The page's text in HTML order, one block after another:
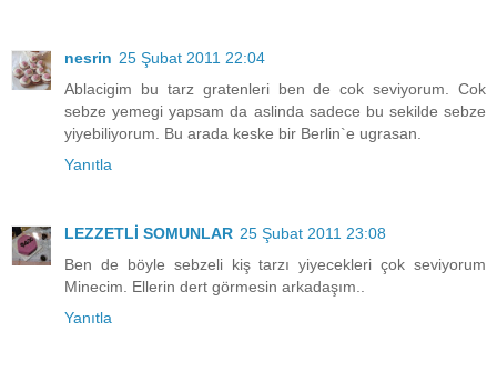
nesrin 25 Şubat 2011 22:04
Ablacigim bu tarz gratenleri ben de cok seviyorum. Cok
sebze yemegi yapsam da aslinda sadece bu sekilde sebze
yiyebiliyorum. Bu arada keske bir Berlin`e ugrasan.
Yanıtla
LEZZETLİ SOMUNLAR 25 Şubat 2011 23:08
Ben de böyle sebzeli kiş tarzı yiyecekleri çok seviyorum
Minecim. Ellerin dert görmesin arkadaşım..
Yanıtla